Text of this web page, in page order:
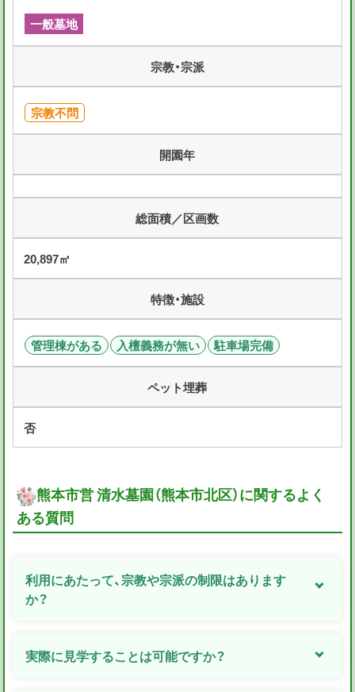
一般墓地
宗教・宗派
宗教不問
開園年
総面積／区画数
20,897㎡
特徴・施設
管理棟がある 入檀義務が無い 駐車場完備
ペット埋葬
否
熊本市営 清水墓園（熊本市北区）に関するよく
ある質問
利用にあたって、宗教や宗派の制限はあります
か？
実際に見学することは可能ですか？